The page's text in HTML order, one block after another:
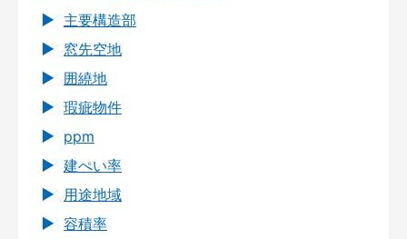
主要構造部
窓先空地
囲繞地
瑕疵物件
ppm
建ぺい率
用途地域
容積率